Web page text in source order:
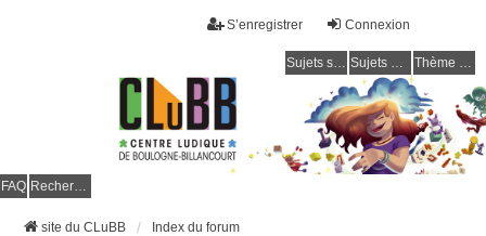
Connexion
S’enregistrer
Sujets sans réponse Sujets actifs Thème clair / foncé
FAQ Rechercher
site du CLuBB Index du forum